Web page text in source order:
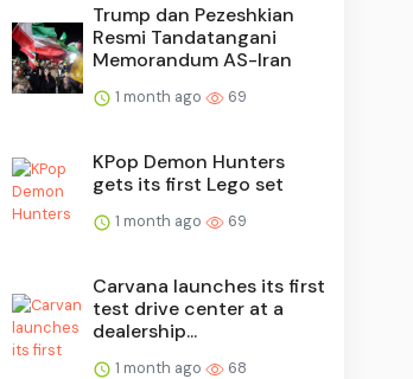
Trump dan Pezeshkian
Resmi Tandatangani
Memorandum AS-Iran
1 month ago 69
KPop Demon Hunters
gets its first Lego set
1 month ago 69
Carvana launches its first
test drive center at a
dealership...
1 month ago 68